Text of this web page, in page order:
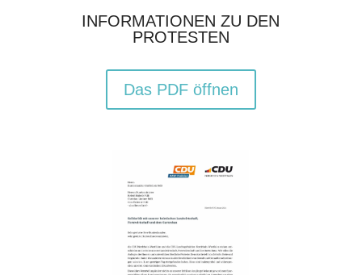
INFORMATIONEN ZU DEN
PROTESTEN
Das PDF öffnen